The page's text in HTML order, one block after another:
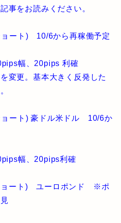
事をお読みください。
ート) 10/6から再稼働予定
幅、20pips 利確
変更。基本大きく反発した
ート) 豪ドル米ドル 10/6か
幅、20pips利確
ョート) ユーロポンド ※ポ